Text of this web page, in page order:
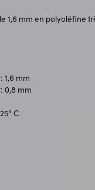
1,6 mm en polyoléfine
1,6 mm
0,8 mm
C